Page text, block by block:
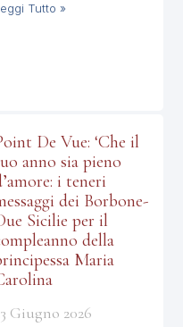
Tutto »
De Vue: ‘Che il
anno sia pieno
i teneri
dei Borbone-
Sicilie per il
della
Maria
Giugno 2026